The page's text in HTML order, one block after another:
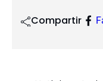
Compartir